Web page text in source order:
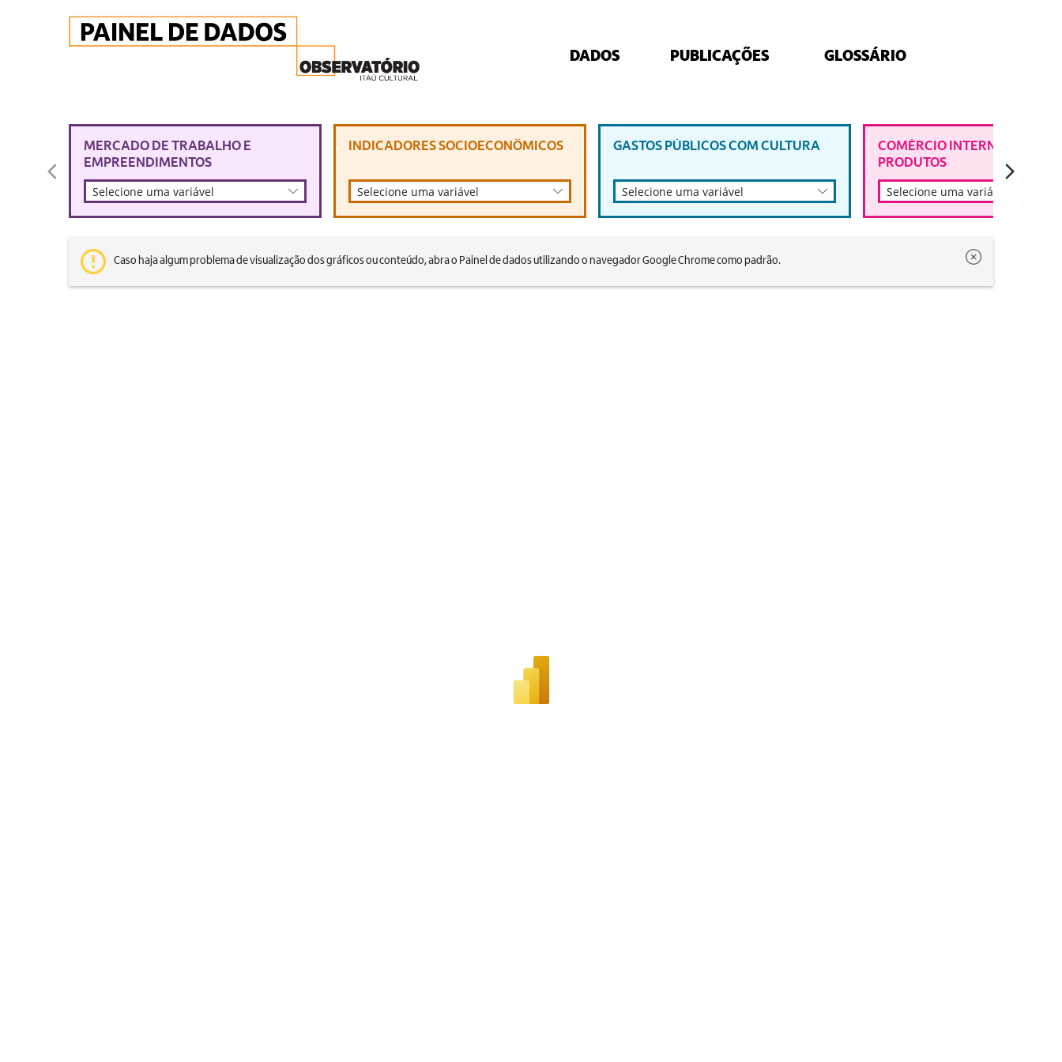
DADOS PUBLICAÇÕES GLOSSÁRIO
MERCADO DE TRABALHO E
EMPREENDIMENTOS
Selecione uma variável
INDICADORES SOCIOECONÔMICOS
Selecione uma variável
GASTOS PÚBLICOS COM CULTURA
Selecione uma variável
COMÉRCIO INTERNACIONAL
PRODUTOS
Selecione uma variável
Caso haja algum problema de visualização dos gráficos ou conteúdo, abra o Painel de dados utilizando o navegador Google Chrome como padrão.